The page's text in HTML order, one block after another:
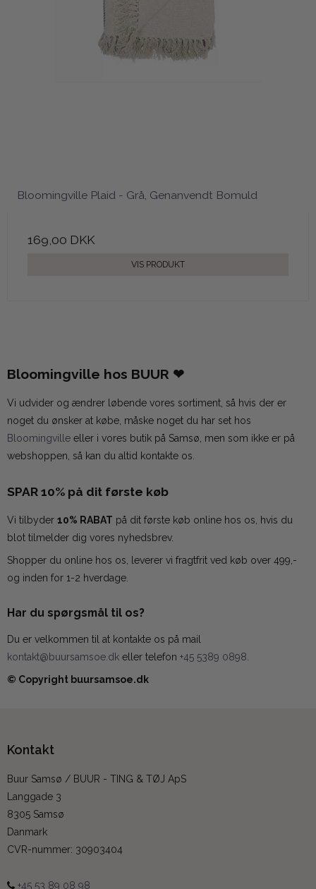
Bloomingville Plaid - Grå, Genanvendt Bomuld
169,00 DKK
VIS PRODUKT
Bloomingville hos BUUR ❤︎
Vi udvider og ændrer løbende vores sortiment, så hvis der er
noget du ønsker at købe, måske noget du har set hos
Bloomingville eller i vores butik på Samsø, men som ikke er på
webshoppen, så kan du altid kontakte os.
SPAR 10% på dit første køb
Vi tilbyder 10% RABAT på dit første køb online hos os, hvis du
blot tilmelder dig vores nyhedsbrev.
Shopper du online hos os, leverer vi fragtfrit ved køb over 499,-
og inden for 1-2 hverdage.
Har du spørgsmål til os?
Du er velkommen til at kontakte os på mail
kontakt@buursamsoe.dk eller telefon +45 5389 0898.
© Copyright buursamsoe.dk
Kontakt
Buur Samsø / BUUR - TING & TØJ ApS
Langgade 3
8305 Samsø
Danmark
CVR-nummer: 30903404
+45 53 89 08 98